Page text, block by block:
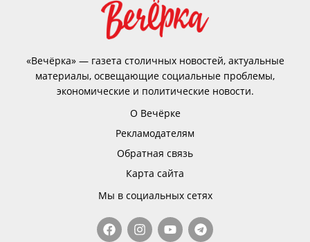
«Вечёрка» — газета столичных новостей, актуальные
материалы, освещающие социальные проблемы,
экономические и политические новости.
О Вечёрке
Рекламодателям
Обратная связь
Карта сайта
Мы в социальных сетях